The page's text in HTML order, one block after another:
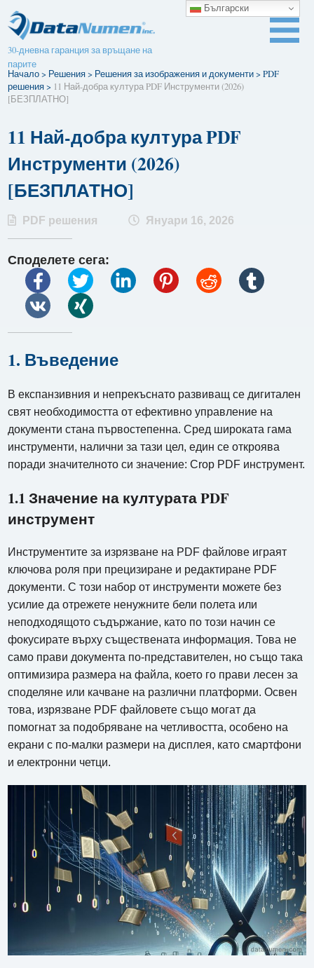
30-дневна гаранция за връщане на
парите
Начало> Решения> Решения за изображения и документи>PDF
решения> 11 Най-добра култура PDF Инструменти (2026)
[БЕЗПЛАТНО]
11 Най-добра култура PDF
Инструменти (2026)
[БЕЗПЛАТНО]
PDF решения Януари 16, 2026
Споделете сега:
1. Въведение
В експанзивния и непрекъснато развиващ се дигитален
свят необходимостта от ефективно управление на
документи стана първостепенна. Сред широката гама
инструменти, налични за тази цел, един се откроява
поради значителното си значение: Crop PDF инструмент.
1.1 Значение на културата PDF
инструмент
Инструментите за изрязване на PDF файлове играят
ключова роля при прецизиране и редактиране PDF
документи. С този набор от инструменти можете без
усилие да отрежете ненужните бели полета или
неподходящото съдържание, като по този начин се
фокусирате върху съществената информация. Това не
само прави документа по-представителен, но също така
оптимизира размера на файла, което го прави лесен за
споделяне или качване на различни платформи. Освен
това, изрязване PDF файловете също могат да
помогнат за подобряване на четливостта, особено на
екрани с по-малки размери на дисплея, като смартфони
и електронни четци.
Български